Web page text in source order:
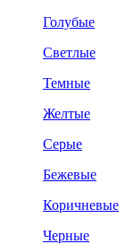
Голубые
Светлые
Темные
Желтые
Серые
Бежевые
Коричневые
Черные